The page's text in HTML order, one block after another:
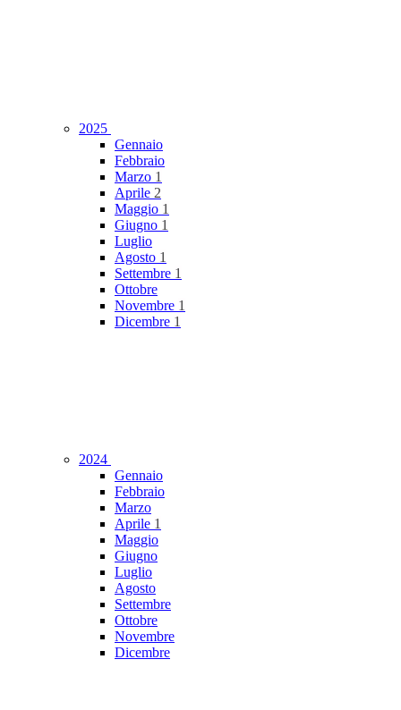
2025
Gennaio
Febbraio
Marzo 1
Aprile 2
Maggio 1
Giugno 1
Luglio
Agosto 1
Settembre 1
Ottobre
Novembre 1
Dicembre 1
2024
Gennaio
Febbraio
Marzo
Aprile 1
Maggio
Giugno
Luglio
Agosto
Settembre
Ottobre
Novembre
Dicembre